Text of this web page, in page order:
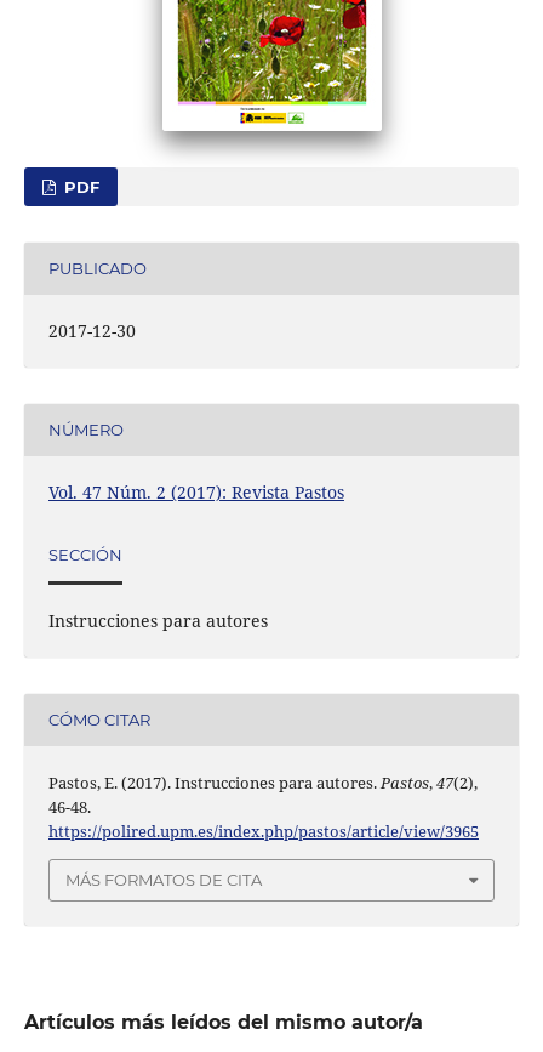
PDF
PUBLICADO
2017-12-30
NÚMERO
Vol. 47 Núm. 2 (2017): Revista Pastos
SECCIÓN
Instrucciones para autores
CÓMO CITAR
Pastos, E. (2017). Instrucciones para autores.Pastos,47(2),
46-48.
https://polired.upm.es/index.php/pastos/article/view/3965
MÁS FORMATOS DE CITA
Artículos más leídos del mismo autor/a